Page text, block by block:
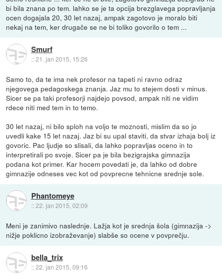
bi bila znana po tem. lahko se je ta opcija brezglavega popravljanja
ocen dogajala 20, 30 let nazaj, ampak zagotovo je moralo biti
nekaj na tem, ker drugače se ne bi toliko govorilo o tem ...
Smurf
::21. jan 2015, 15:26
Samo to, da te ima nek profesor na tapeti ni ravno odraz
njegovega pedagoskega znanja. Jaz mu to stejem dosti v minus.
Sicer se pa taki profesorji najdejo povsod, ampak niti ne vidim
rdece niti med tem in to temo.
30 let nazaj, ni bilo sploh na voljo te moznosti, mislim da so jo
uvedli kake 15 let nazaj. Jaz bi su upal staviti, da stvar izhaja bolj iz
govoric. Pac ljudje so slisali, da lahko popravljas oceno in to
interpretirali po svoje. Sicer pa je bila bezigrajska gimnazija
podana kot primer. Kar hocem povedati je, da lahko od dobre
gimnazije odneses vec kot od povprecne tehnicne srednje sole.
Phantomeye
::22. jan 2015, 02:09
Meni je zanimivo naslednje. Lažja kot je srednja šola (gimnazija ->
nižje poklicno izobraževanje) slabše so ocene v povprečju.
bella_trix
::22. jan 2015, 09:16